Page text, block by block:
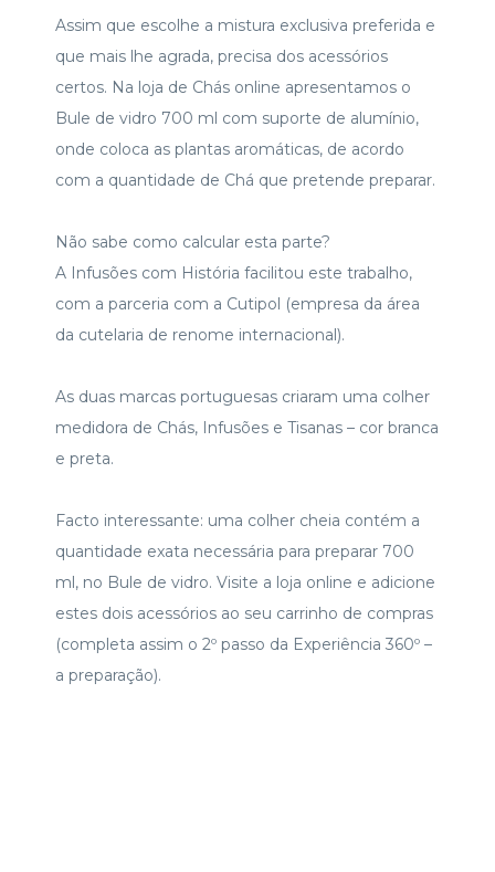
Assim que escolhe a mistura exclusiva preferida e
que mais lhe agrada, precisa dos acessórios
certos. Na loja de Chás online apresentamos o
Bule de vidro 700 ml com suporte de alumínio,
onde coloca as plantas aromáticas, de acordo
com a quantidade de Chá que pretende preparar.
Não sabe como calcular esta parte?
A Infusões com História facilitou este trabalho,
com a parceria com a Cutipol (empresa da área
da cutelaria de renome internacional).
As duas marcas portuguesas criaram uma colher
medidora de Chás, Infusões e Tisanas – cor branca
e preta.
Facto interessante: uma colher cheia contém a
quantidade exata necessária para preparar 700
ml, no Bule de vidro. Visite a loja online e adicione
estes dois acessórios ao seu carrinho de compras
(completa assim o 2º passo da Experiência 360º –
a preparação).